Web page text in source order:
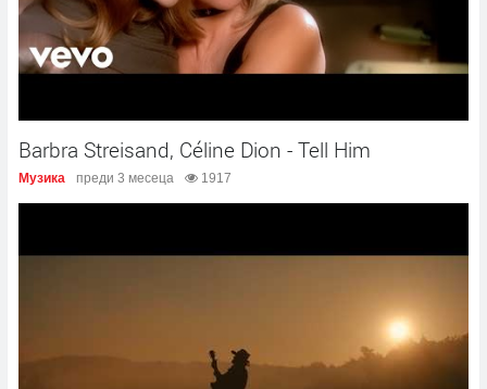
Barbra Streisand, Céline Dion - Tell Him
Музика преди 3 месеца 1917